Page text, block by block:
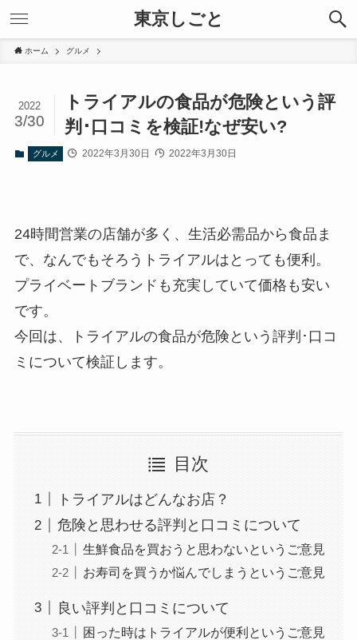
東京しごと
ホーム グルメ
トライアルの食品が危険という評
判･口コミを検証!なぜ安い?
2022
3/30
グルメ 2022年3月30日 2022年3月30日
24時間営業の店舗が多く、生活必需品から食品ま
で、なんでもそろうトライアルはとっても便利。
プライベートブランドも充実していて価格も安い
です。
今回は、トライアルの食品が危険という評判･口コ
ミについて検証します。
目次
トライアルはどんなお店？
危険と思わせる評判と口コミについて
生鮮食品を買おうと思わないというご意見
お寿司を買うか悩んでしまうというご意見
良い評判と口コミについて
困った時はトライアルが便利というご意見